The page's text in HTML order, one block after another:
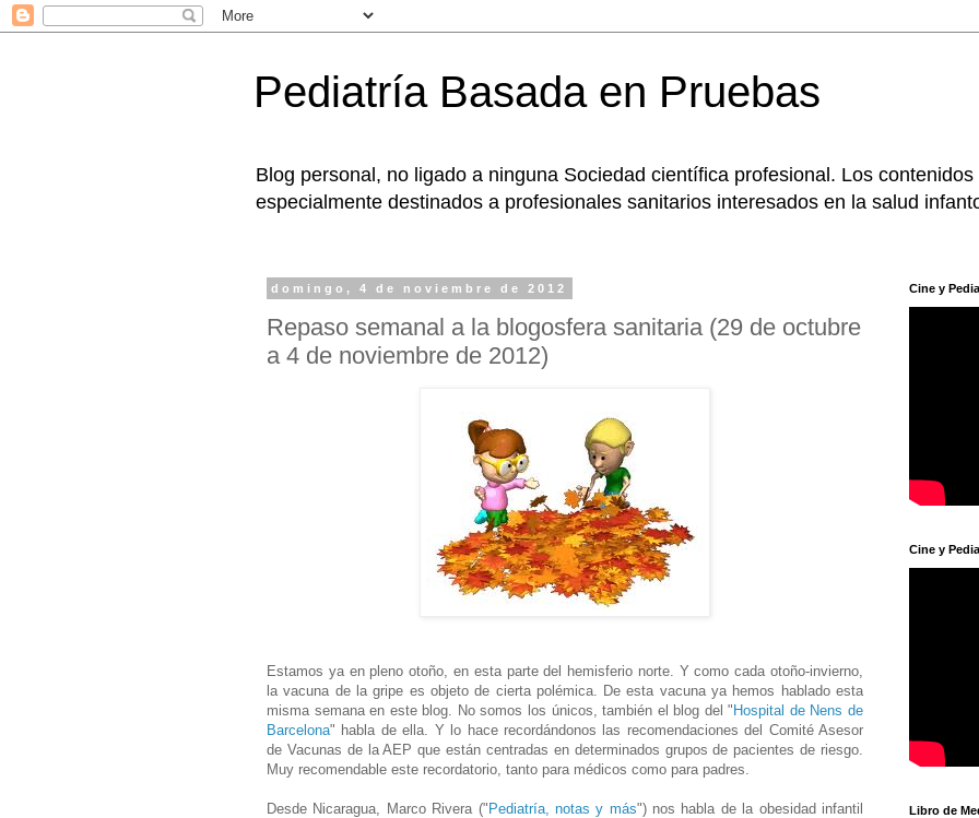
Pediatría Basada en Pruebas
Blog personal, no ligado a ninguna Sociedad científica profesional. Los
especialmente destinados a profesionales sanitarios interesados en la salud
domingo, 4 de noviembre de 2012
Repaso semanal a la blogosfera sanitaria (29 de octubre
a 4 de noviembre de 2012)
Estamos ya en pleno otoño, en esta parte del hemisferio norte. Y como cada otoño-invierno,
la vacuna de la gripe es objeto de cierta polémica. De esta vacuna ya hemos hablado esta
misma semana en este blog. No somos los únicos, también el blog del "Hospital de Nens de
Barcelona" habla de ella. Y lo hace recordándonos las recomendaciones del Comité Asesor
de Vacunas de la AEP que están centradas en determinados grupos de pacientes de riesgo.
Muy recomendable este recordatorio, tanto para médicos como para padres.
Desde Nicaragua, Marco Rivera ("Pediatría, notas y más") nos habla de la obesidad infantil
Cine y
Cine y
Libro de